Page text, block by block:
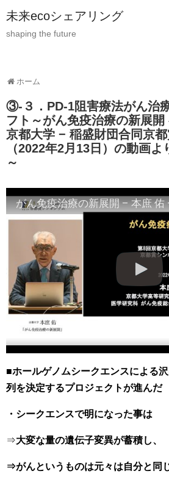
未来ecoシェアリング
shaping the future
ホーム
③-３．PD-1阻害療法がん治
フト～がん免疫治療の新展
京都大学 − 稲盛財団合同京
（2022年2月13日）の動画
～
■ホールゲノムシークエンスによる
列を決定するプロジェクトが進んだ
・シークエンスで明になった事は
⇒大変な量の遺伝子変異が蓄積し、
⇒がんというものは元々は自分と同